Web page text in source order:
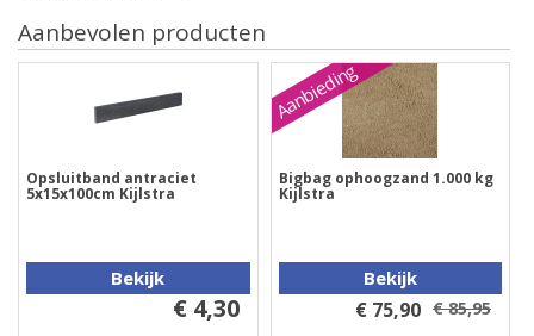
Aanbevolen producten
Opsluitband antraciet
5x15x100cm Kijlstra
Bekijk
€ 4,30
Aanbieding
Bigbag ophoogzand 1.000 kg
Kijlstra
Bekijk
€ 75,90 € 85,95